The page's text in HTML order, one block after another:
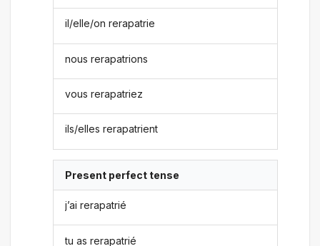
il/elle/on rerapatrie
nous rerapatrions
vous rerapatriez
ils/elles rerapatrient
Present perfect tense
j’ai rerapatrié
tu as rerapatrié